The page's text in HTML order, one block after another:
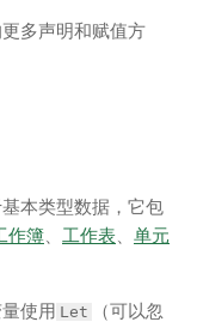
多声明和赋值方
本类型数据，它包
作簿、 工作表、 单元
使用 Let
（可以忽